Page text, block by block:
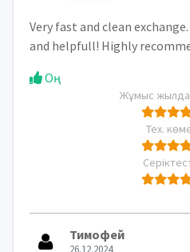
Very fast and clean
and helpfull! Highly
Оң
Жұмыс
Тех.
Тимофей
26.12.2024